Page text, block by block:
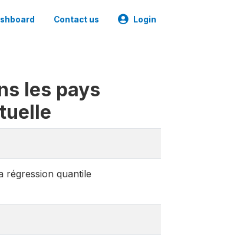
Contact us Login
les pays
régression quantile